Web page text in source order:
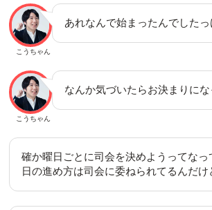
こうちゃん
あれなんで始まったんでしたっ
こうちゃん
なんか気づいたらお決まりにな
確か曜日ごとに司会を決めようってなっ
日の進め方は司会に委ねられてるんだけ